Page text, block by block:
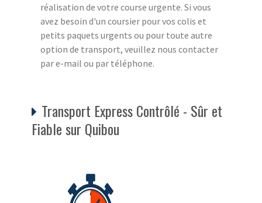
réalisation de votre course urgente. Si vous
avez besoin d'un coursier pour vos colis et
petits paquets urgents ou pour toute autre
option de transport, veuillez nous contacter
par e-mail ou par téléphone.
Transport Express Contrôlé - Sûr et
Fiable sur Quibou